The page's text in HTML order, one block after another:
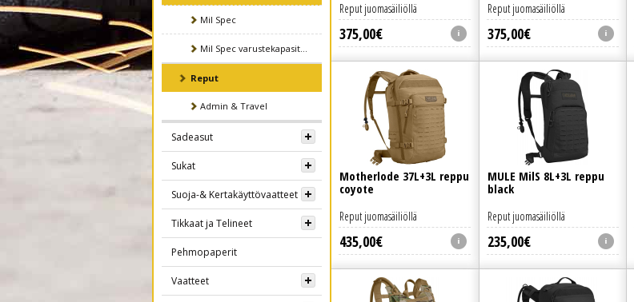
Mil Spec
Mil Spec varustekapasiteetilla
Reput
Admin & Travel
Sadeasut
Sukat
Suoja-& Kertakäyttövaatteet
Tikkaat ja Telineet
Pehmopaperit
Vaatteet
375,00€
Reput juomasäiliöllä
375,00€
Reput juomasäiliöllä
Lue lisää
Motherlode 37L+3L reppu
coyote
435,00€
Reput juomasäiliöllä
MULE MilS 8L+3L reppu
black
235,00€
Reput juomasäiliöllä